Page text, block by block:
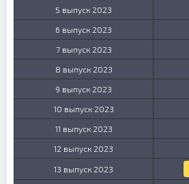
5 выпуск 2023
6 выпуск 2023
7 выпуск 2023
8 выпуск 2023
9 выпуск 2023
10 выпуск 2023
11 выпуск 2023
12 выпуск 2023
13 выпуск 2023